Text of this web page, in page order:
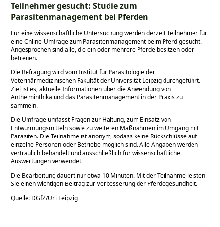
Teilnehmer gesucht: Studie zum
Parasitenmanagement bei Pferden
Für eine wissenschaftliche Untersuchung werden derzeit Teilnehmer für
eine Online-Umfrage zum Parasitenmanagement beim Pferd gesucht.
Angesprochen sind alle, die ein oder mehrere Pferde besitzen oder
betreuen.
Die Befragung wird vom Institut für Parasitologie der
Veterinärmedizinischen Fakultät der Universität Leipzig durchgeführt.
Ziel ist es, aktuelle Informationen über die Anwendung von
Anthelminthika und das Parasitenmanagement in der Praxis zu
sammeln.
Die Umfrage umfasst Fragen zur Haltung, zum Einsatz von
Entwurmungsmitteln sowie zu weiteren Maßnahmen im Umgang mit
Parasiten. Die Teilnahme ist anonym, sodass keine Rückschlüsse auf
einzelne Personen oder Betriebe möglich sind. Alle Angaben werden
vertraulich behandelt und ausschließlich für wissenschaftliche
Auswertungen verwendet.
Die Bearbeitung dauert nur etwa 10 Minuten. Mit der Teilnahme leisten
Sie einen wichtigen Beitrag zur Verbesserung der Pferdegesundheit.
Quelle: DGfZ/Uni Leipzig